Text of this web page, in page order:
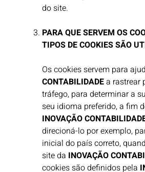
do site.​
PARA QUE SERVEM OS
TIPOS DE COOKIES SÃO
Os cookies servem para
CONTABILIDADEa rastrear
tráfego, para determinar a
seu idioma preferido, a fim
INOVAÇÃO
direcioná-lo por exemplo,
inicial do país correto,
site da INOVAÇÃO
cookies são definidos pela